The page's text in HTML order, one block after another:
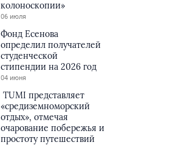
колоноскопии»
06 июля
Фонд Есенова
определил получателей
студенческой
стипендии на 2026 год
04 июня
TUMI представляет
«средиземноморский
отдых», отмечая
очарование побережья и
простоту путешествий